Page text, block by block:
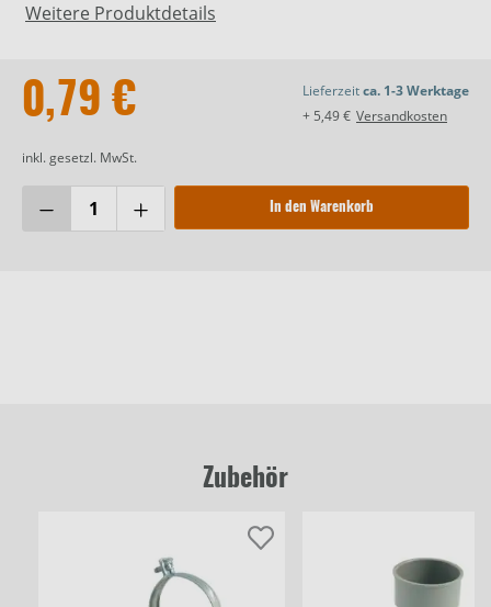
Weitere Produktdetails
0,79 €
inkl. gesetzl. MwSt.
Lieferzeitca. 1-3 Werktage
+ 5,49 € Versandkosten
In den Warenkorb
Zubehör